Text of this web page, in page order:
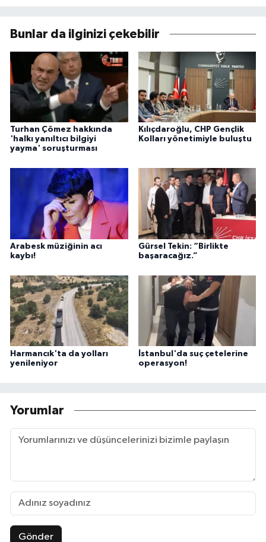
Bunlar da ilginizi çekebilir
Turhan Çömez hakkında
'halkı yanıltıcı bilgiyi
yayma' soruşturması
Kılıçdaroğlu, CHP Gençlik
Kolları yönetimiyle buluştu
Arabesk müziğinin acı
kaybı!
Gürsel Tekin: “Birlikte
başaracağız.”
Harmancık'ta da yolları
yenileniyor
İstanbul'da suç çetelerine
operasyon!
Yorumlar
Gönder